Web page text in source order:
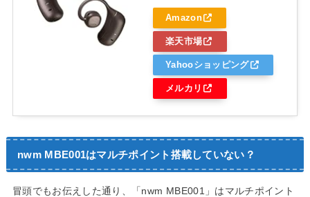
Amazon
楽天市場
Yahooショッピング
メルカリ
nwm MBE001はマルチポイント搭載していない？
冒頭でもお伝えした通り、「nwm MBE001」はマルチポイント